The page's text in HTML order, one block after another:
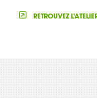
RETROUVEZ